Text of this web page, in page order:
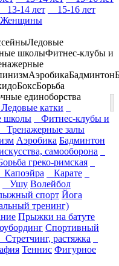
13-14 лет
15-16 лет
Женщины
Ледовые
школыФитнес-клубы и
АэробикаБадминтон
БоксБорьба
единоборства
катки
школы
Фитнес-клубы и
Тренажерные залы
Аэробика Бадминтон
самооборона
греко-римская
Капоэйра
Карате
Ушу Волейбол
спорт Йога
тренинг)
Прыжки на батуте
Спортивный
Стретчинг, растяжка
Теннис Фигурное